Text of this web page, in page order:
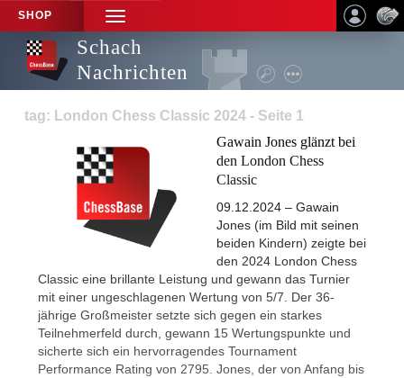
SHOP
TOGGLE
NAVIGATION
Schach
Nachrichten
tag: London Chess Classic 2024 - Seite 1
Gawain Jones glänzt bei
den London Chess
Classic
09.12.2024 – Gawain
Jones (im Bild mit seinen
beiden Kindern) zeigte bei
den 2024 London Chess
Classic eine brillante Leistung und gewann das Turnier
mit einer ungeschlagenen Wertung von 5/7. Der 36-
jährige Großmeister setzte sich gegen ein starkes
Teilnehmerfeld durch, gewann 15 Wertungspunkte und
sicherte sich ein hervorragendes Tournament
Performance Rating von 2795. Jones, der von Anfang bis